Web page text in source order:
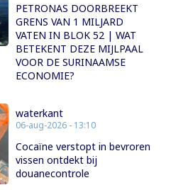
PETRONAS DOORBREEKT
GRENS VAN 1 MILJARD
VATEN IN BLOK 52 | WAT
BETEKENT DEZE MIJLPAAL
VOOR DE SURINAAMSE
ECONOMIE?
waterkant
06-aug-2026 - 13:10
Cocaïne verstopt in bevroren
vissen ontdekt bij
douanecontrole